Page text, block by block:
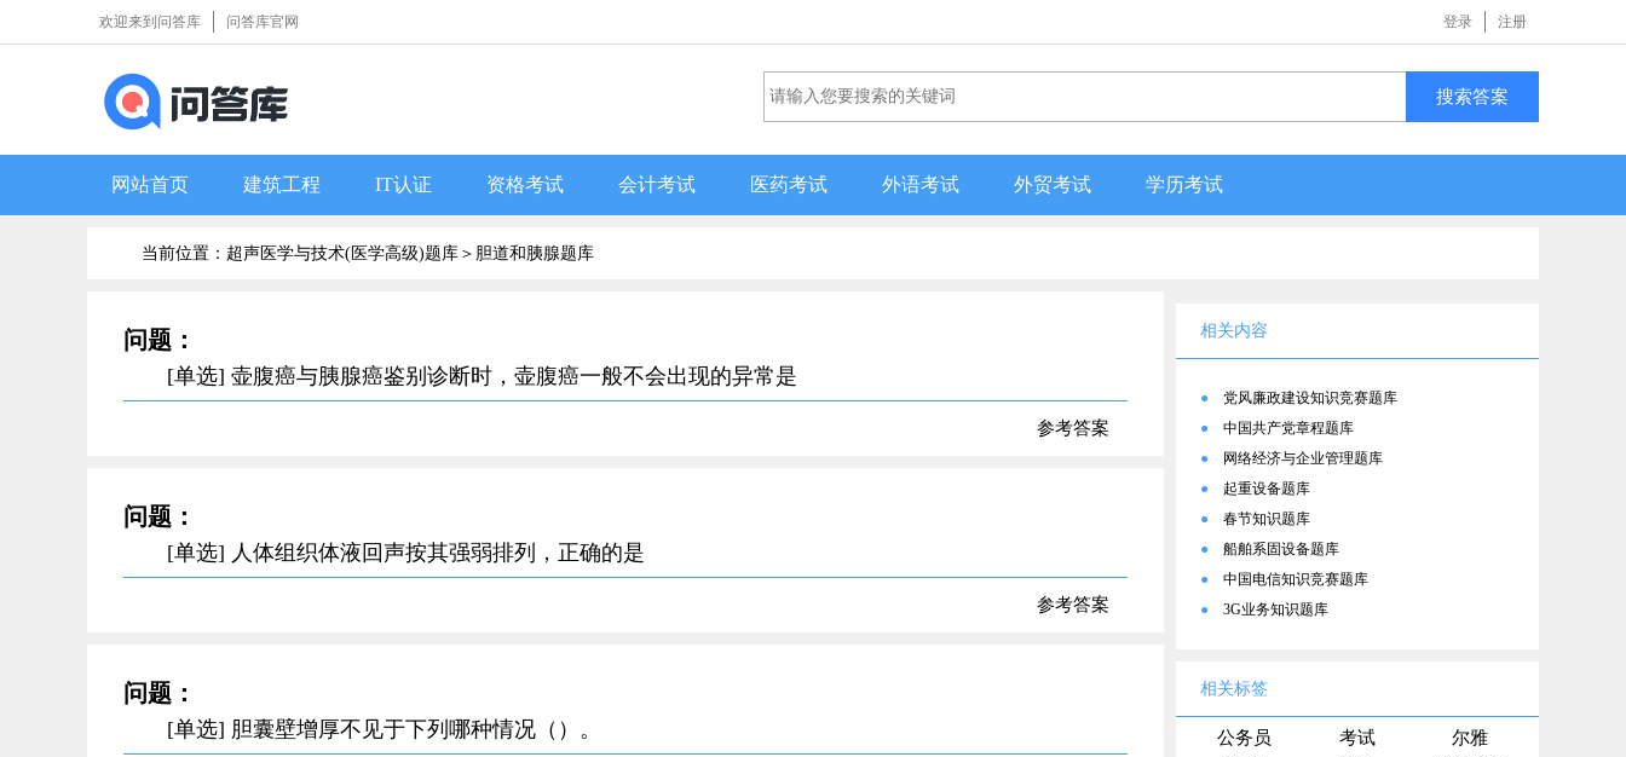
登录 注册
欢迎来到问答库 问答库官网
搜索答案
网站首页 建筑工程 IT认证 资格考试 会计考试 医药考试 外语考试 外贸考试 学历考试
当前位置：超声医学与技术(医学高级)题库＞ 胆道和胰腺题库
问题：
[单选] 壶腹癌与胰腺癌鉴别诊断时，壶腹癌一般不会出现的异常是
参考答案
问题：
[单选] 人体组织体液回声按其强弱排列，正确的是
参考答案
问题：
[单选] 胆囊壁增厚不见于下列哪种情况（）。
相关内容
●
党风廉政建设知识竞赛题库
●
中国共产党章程题库
●
网络经济与企业管理题库
●
起重设备题库
●
春节知识题库
●
船舶系固设备题库
●
中国电信知识竞赛题库
●
3G业务知识题库
相关标签
公务员 考试
尔雅